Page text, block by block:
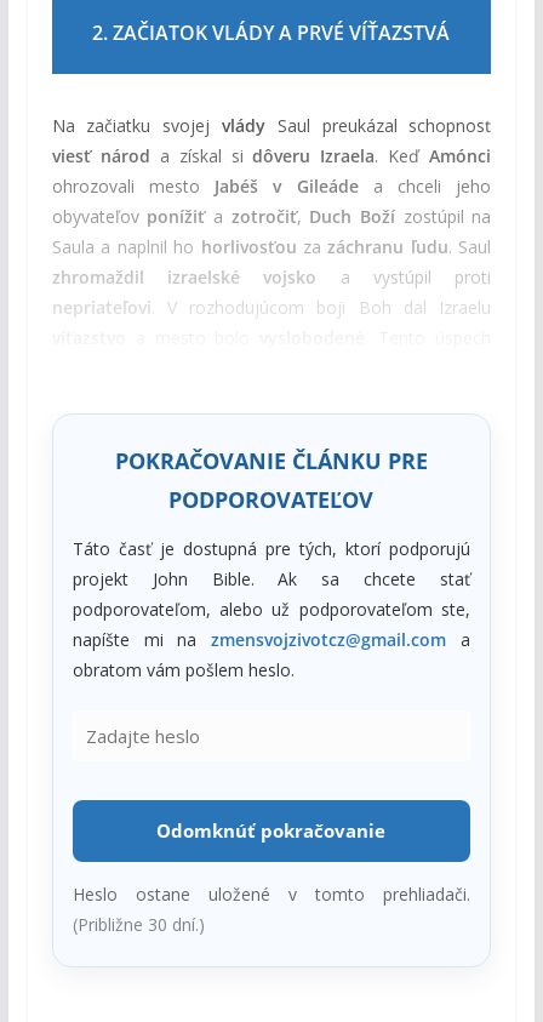
2. ZAČIATOK VLÁDY A PRVÉ VÍŤAZSTVÁ
Na začiatku svojej vlády Saul preukázal schopnosť
viesť národ a získal sidôveru Izraela. KeďAmónci
ohrozovali mesto Jabéš v Gileádea chceli jeho
obyvateľov ponížiťa zotročiť, Duch Boží zostúpil na
Saula a naplnil ho horlivosťou zazáchranu ľudu. Saul
zhromaždil izraelské vojsko a vystúpil proti
nepriateľovi . V rozhodujúcom boji Boh dal Izraelu
POKRAČOVANIE ČLÁNKU PRE
PODPOROVATEĽOV
Táto časť je dostupná pre tých, ktorí podporujú
projekt John Bible. Ak sa chcete stať
podporovateľom, alebo už podporovateľom ste,
napíšte mi nazmensvojzivotcz@gmail.com a
obratom vám pošlem heslo.
Odomknúť pokračovanie
Heslo ostane uložené v tomto prehliadači.
(Približne 30 dní.)